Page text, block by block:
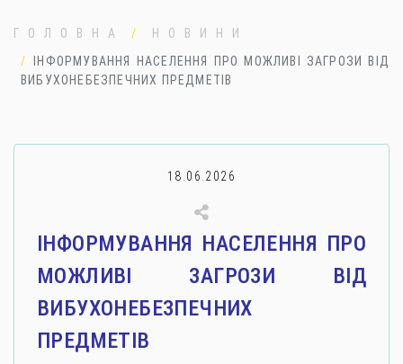
правопорушень проти основ національної безпеки,
мінімізації […]
ГОЛОВНА
НОВИНИ
ІНФОРМУВАННЯ НАСЕЛЕННЯ ПРО МОЖЛИВІ ЗАГРОЗИ ВІД
ВИБУХОНЕБЕЗПЕЧНИХ ПРЕДМЕТІВ
18.06.2026
ІНФОРМУВАННЯ НАСЕЛЕННЯ ПРО
МОЖЛИВІ ЗАГРОЗИ ВІД
ВИБУХОНЕБЕЗПЕЧНИХ
ПРЕДМЕТІВ